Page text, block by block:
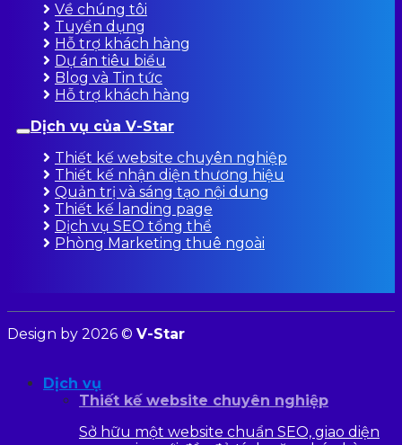
Về chúng tôi
Tuyển dụng
Hỗ trợ khách hàng
Dự án tiêu biểu
Blog và Tin tức
Hỗ trợ khách hàng
Dịch vụ của V-Star
Thiết kế website chuyên nghiệp
Thiết kế nhận diện thương hiệu
Quản trị và sáng tạo nội dung
Thiết kế landing page
Dịch vụ SEO tổng thể
Phòng Marketing thuê ngoài
Design by 2026 © V-Star
Dịch vụ
Thiết kế website chuyên nghiệp
Sở hữu một website chuẩn SEO, giao diện